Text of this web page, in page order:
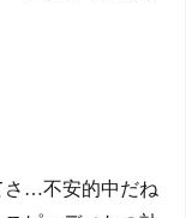
さ…不安的中だね